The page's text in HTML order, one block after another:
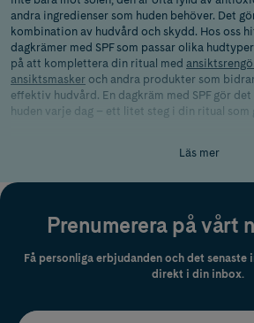
andra ingredienser som huden behöver. Det
kombination av hudvård och skydd. Hos oss
dagkrämer med SPF som passar olika
på att komplettera din ritual med
ansiktsmasker och andra produkter som
effektiv hudvård. En dagkräm med SPF gör
huden varje dag – ett litet steg i din ritual som
Skillnaden mellan
rikliga mängder. En dagkräm med SPF passar
vardagen, när du vill ha ett smidigt skydd i din
Läs mer
Prenumerera på vårt
Få personliga erbjudanden och det senaste
direkt i din inbox.